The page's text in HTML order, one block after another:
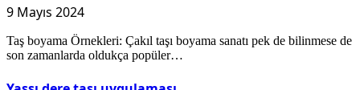
9 Mayıs 2024
Taş boyama Örnekleri: Çakıl taşı boyama sanatı pek de bilinmese de
son zamanlarda oldukça popüler…